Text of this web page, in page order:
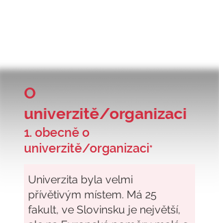
O
univerzitě/organizaci
1. obecně o
univerzitě/organizaci*